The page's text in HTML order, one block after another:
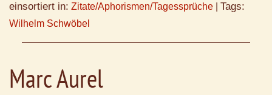
einsortiert in: Zitate/Aphorismen/Tagessprüche Tags:
Wilhelm Schwöbel
Marc Aurel